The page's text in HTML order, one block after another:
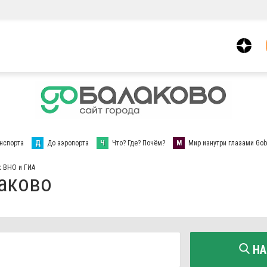
Д До аэропорта Ч Что? Где? Почём? М Мир изнутри глазами
ВНО и ГИА